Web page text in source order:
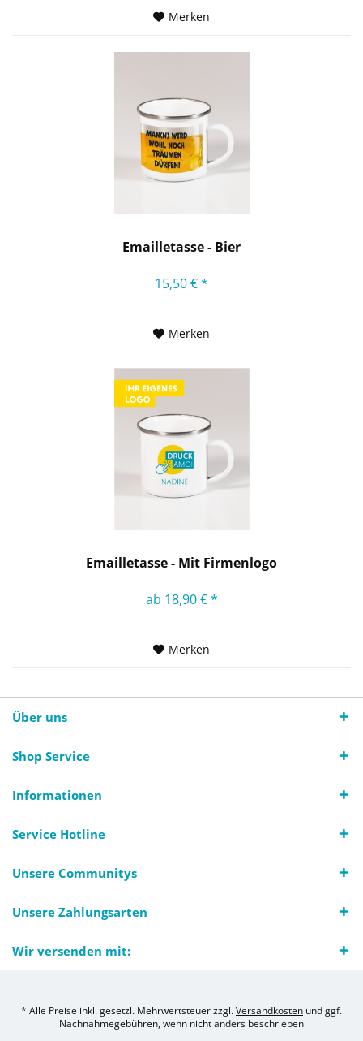
Merken
Emailletasse - Bier
15,50 € *
Merken
Emailletasse - Mit Firmenlogo
ab 18,90 € *
Merken
Über uns
Shop Service
Informationen
Service Hotline
Unsere Communitys
Unsere Zahlungsarten
Wir versenden mit:
* Alle Preise inkl. gesetzl. Mehrwertsteuer zzgl.Versandkosten und ggf.
Nachnahmegebühren, wenn nicht anders beschrieben